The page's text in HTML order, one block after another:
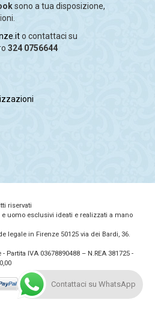
sono a tua disposizione,
o contattaci su
324 0756644
riservati
uomo esclusivi ideati e realizzati a mano
legale in Firenze 50125 via dei Bardi, 36.
Partita IVA 03678890488 – N.REA 381725 -
Contattaci su WhatsApp